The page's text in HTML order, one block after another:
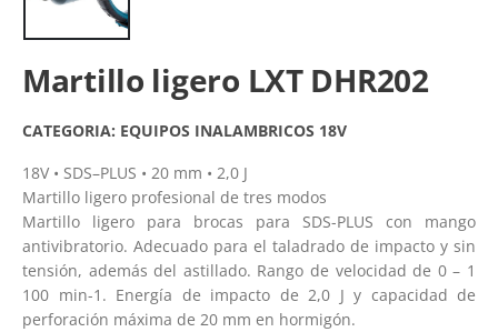
Martillo ligero LXT DHR202
CATEGORIA: EQUIPOS INALAMBRICOS 18V
18V • SDS–PLUS • 20 mm • 2,0 J
Martillo ligero profesional de tres modos
Martillo ligero para brocas para SDS-PLUS con mango
antivibratorio. Adecuado para el taladrado de impacto y sin
tensión, además del astillado. Rango de velocidad de 0 – 1
100 min-1. Energía de impacto de 2,0 J y capacidad de
perforación máxima de 20 mm en hormigón.